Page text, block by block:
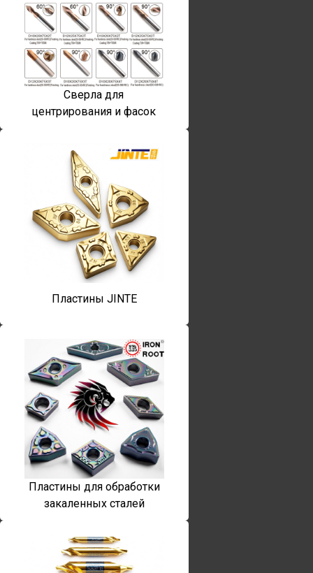
Сверла для
центрирования и фасок
Пластины JINTE
Пластины для обработки
закаленных сталей